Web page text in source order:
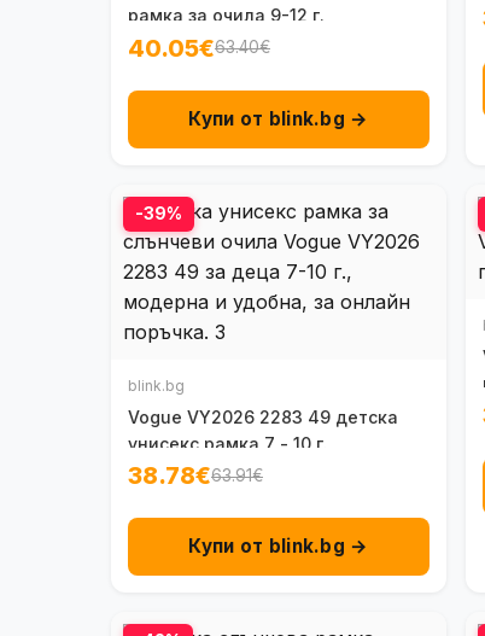
рамка за очила 9-12 г.
40.05€63.40€
Купи от blink.bg →
-39%
blink.bg
Vogue VY2026 2283 49 детска
унисекс рамка 7 - 10 г.
38.78€63.91€
Купи от blink.bg →